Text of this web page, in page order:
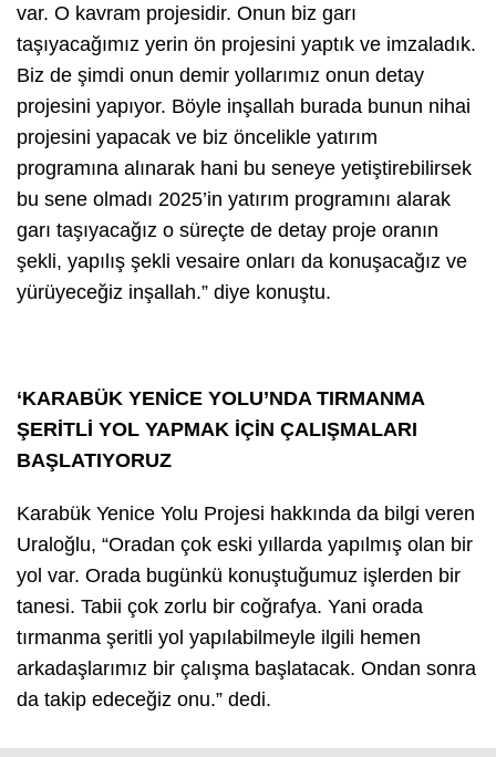
var. O kavram projesidir. Onun biz garı
taşıyacağımız yerin ön projesini yaptık ve imzaladık.
Biz de şimdi onun demir yollarımız onun detay
projesini yapıyor. Böyle inşallah burada bunun nihai
projesini yapacak ve biz öncelikle yatırım
programına alınarak hani bu seneye yetiştirebilirsek
bu sene olmadı 2025’in yatırım programını alarak
garı taşıyacağız o süreçte de detay proje oranın
şekli, yapılış şekli vesaire onları da konuşacağız ve
yürüyeceğiz inşallah.” diye konuştu.
‘KARABÜK YENİCE YOLU’NDA TIRMANMA
ŞERİTLİ YOL YAPMAK İÇİN ÇALIŞMALARI
BAŞLATIYORUZ
Karabük Yenice Yolu Projesi hakkında da bilgi veren
Uraloğlu, “Oradan çok eski yıllarda yapılmış olan bir
yol var. Orada bugünkü konuştuğumuz işlerden bir
tanesi. Tabii çok zorlu bir coğrafya. Yani orada
tırmanma şeritli yol yapılabilmeyle ilgili hemen
arkadaşlarımız bir çalışma başlatacak. Ondan sonra
da takip edeceğiz onu.” dedi.